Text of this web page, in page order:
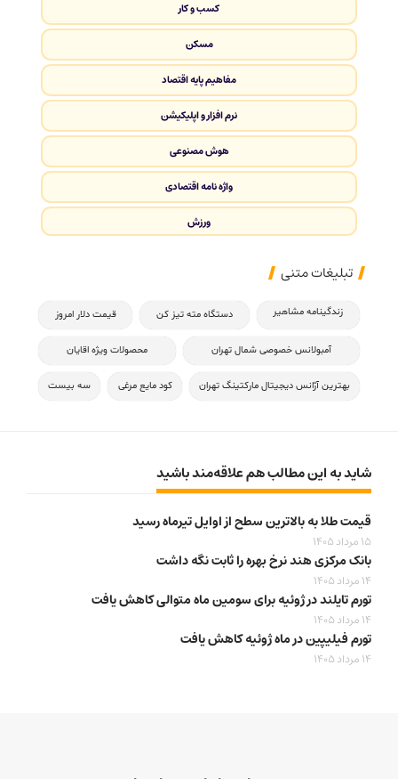
کسب و کار
مسکن
مفاهیم پایه اقتصاد
نرم افزار و اپلیکیشن
هوش مصنوعی
واژه نامه اقتصادی
ورزش
تبلیغات متنی
زندگینامه مشاهیر دستگاه مته تیز کن قیمت دلار امروز
آمبولانس خصوصی شمال تهران محصولات ویژه اقایان
بهترین آژانس دیجیتال مارکتینگ تهران کود مایع مرغی سه بیست
شاید به این مطالب هم علاقه‌مند باشید
قیمت طلا به بالاترین سطح از اوایل تیرماه رسید
15 مرداد 1405
بانک مرکزی هند نرخ بهره را ثابت نگه داشت
14 مرداد 1405
تورم تایلند در ژوئیه برای سومین ماه متوالی کاهش یافت
14 مرداد 1405
تورم فیلیپین در ماه ژوئیه کاهش یافت
14 مرداد 1405